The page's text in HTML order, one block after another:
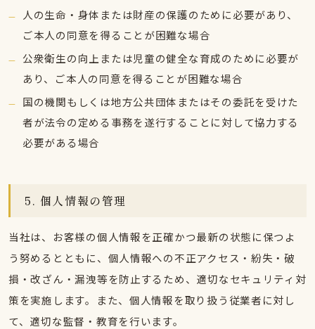
人の生命・身体または財産の保護のために必要があり、
ご本人の同意を得ることが困難な場合
公衆衛生の向上または児童の健全な育成のために必要が
あり、ご本人の同意を得ることが困難な場合
国の機関もしくは地方公共団体またはその委託を受けた
者が法令の定める事務を遂行することに対して協力する
必要がある場合
5. 個人情報の管理
当社は、お客様の個人情報を正確かつ最新の状態に保つよ
う努めるとともに、個人情報への不正アクセス・紛失・破
損・改ざん・漏洩等を防止するため、適切なセキュリティ対
策を実施します。また、個人情報を取り扱う従業者に対し
て、適切な監督・教育を行います。